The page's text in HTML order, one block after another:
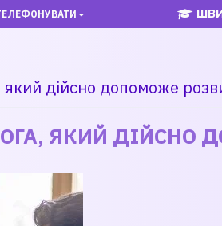
дійсно допоможе
ЯКИЙ ДІЙСНО